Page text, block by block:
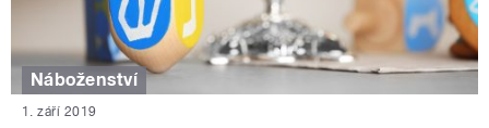
Náboženství
1. září 2019